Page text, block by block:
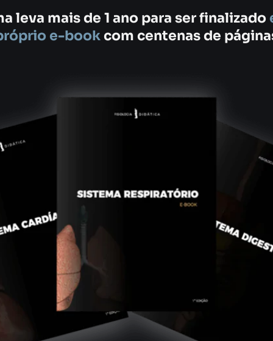
leva mais de 1 ano para ser finalizado
e-bookcom centenas de